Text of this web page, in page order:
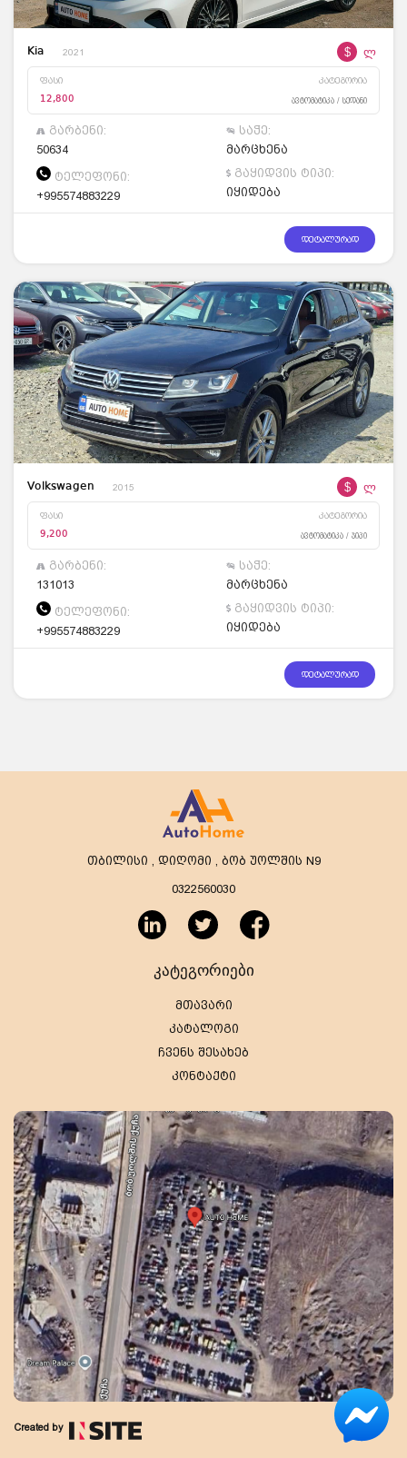
Kia 2021 $ ლ
ფასი კატეგორია
12,800 ავტომატიკა / სედანი
გარბენი:
50634
საჭე:
მარცხენა
ტელეფონი:
+995574883229
გაყიდვის ტიპი:
იყიდება
დეტალურად
Volkswagen 2015 $ ლ
ფასი კატეგორია
9,200 ავტომატიკა / ჯიპი
გარბენი:
131013
საჭე:
მარცხენა
ტელეფონი:
+995574883229
გაყიდვის ტიპი:
იყიდება
დეტალურად
თბილისი , დიღომი , ბობ უოლშის N9
0322560030
კატეგორიები
მთავარი
კატალოგი
ჩვენს შესახებ
კონტაქტი
Created by